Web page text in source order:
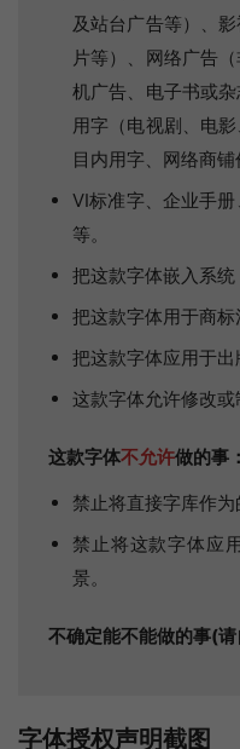
及站台广告等）、
片等）、网络广告
机广告、电子书或
用字（电视剧、电
目内用字、网络商铺
VI标准字、企业手
等。
把这款字体嵌入系统
把这款字体用于商标
把这款字体应用于出
这款字体允许修改或
这款字体不允许做的事：
禁止将直接字库作为
禁止将这款字体应
景。
不确定能不能做的事(请
字体授权声明截图